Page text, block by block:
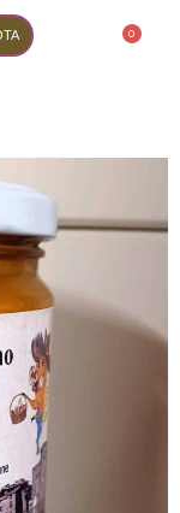
0
Cart